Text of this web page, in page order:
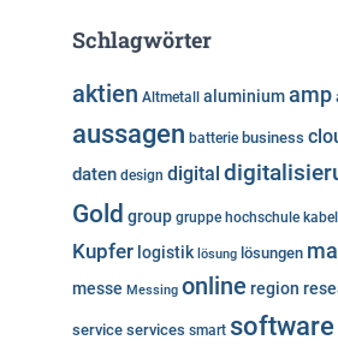
g
r
i
n
Schlagwörter
aktien Altmetall aluminiumamp
aussagen batterie business
daten design digital
Gold group gruppe hochschule kabel
Kupfer logistik lösung lösungen
messe Messing online region
service services smart software